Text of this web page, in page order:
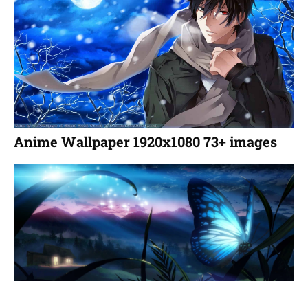
Anime Wallpaper 1920x1080 73+ images